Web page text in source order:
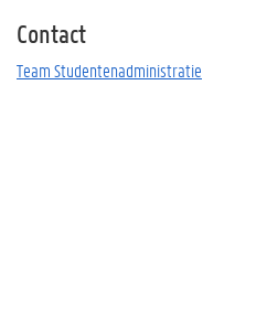
Contact
Team Studentenadministratie